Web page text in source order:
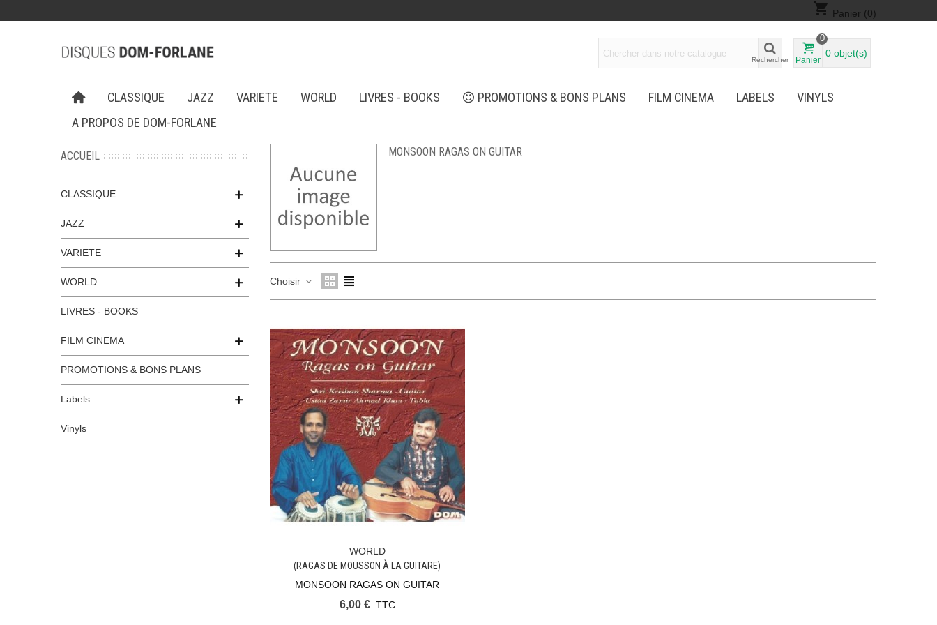
shopping_cart Panier (0)
Rechercher Panier
0
0 objet(s)
CLASSIQUE JAZZ VARIETE WORLD LIVRES - BOOKS PROMOTIONS & BONS PLANS FILM CINEMA LABELS
VINYLS
A PROPOS DE DOM-FORLANE
ACCUEIL
CLASSIQUE
JAZZ
VARIETE
WORLD
LIVRES - BOOKS
FILM CINEMA
PROMOTIONS & BONS PLANS
Labels
Vinyls
MONSOON RAGAS ON GUITAR
Choisir
Ajouter Au Panier
WORLD
(RAGAS DE MOUSSON À LA GUITARE)
MONSOON RAGAS ON GUITAR
6,00 € TTC